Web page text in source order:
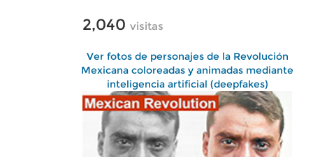
2,040 visitas
Ver fotos de personajes de la Revolución
Mexicana coloreadas y animadas mediante
inteligencia artificial (deepfakes)